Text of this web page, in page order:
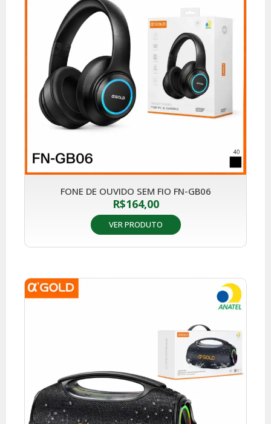
FONE DE OUVIDO SEM FIO FN-GB06
R$164,00
VER PRODUTO